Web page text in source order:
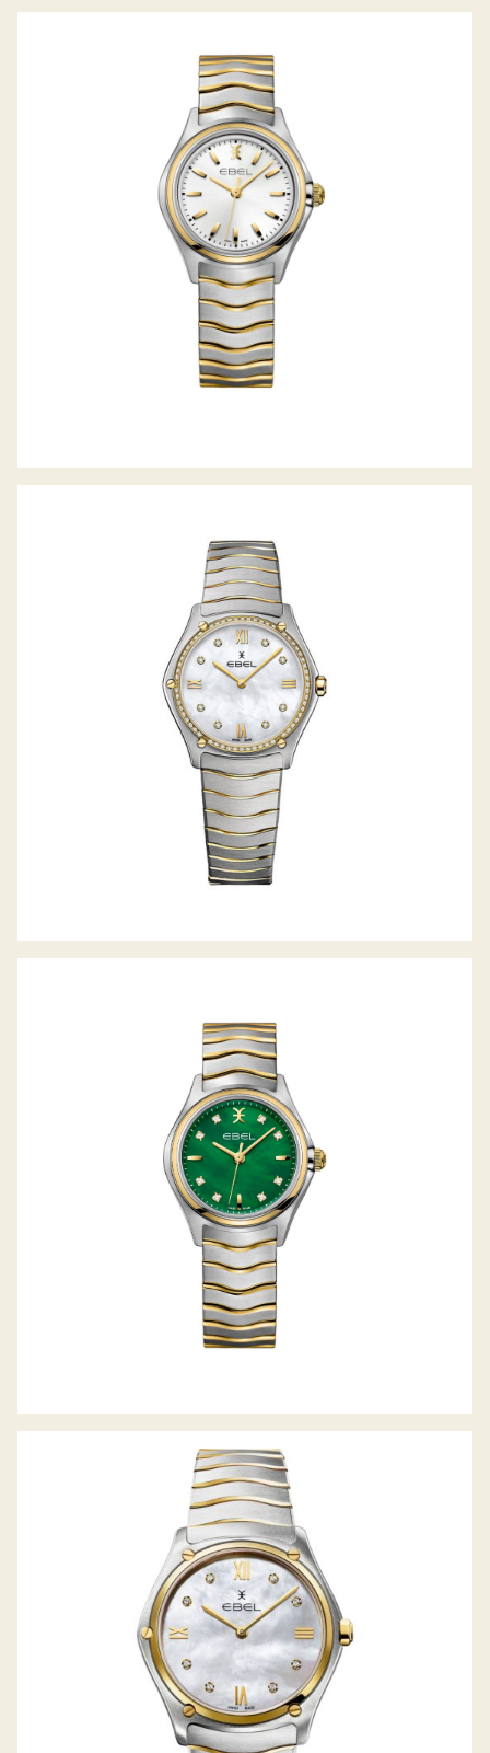
WAVE LADY
SPORT CLASSIC GRANDE
WAVE LADY
SPORT CLASSIC GRANDE